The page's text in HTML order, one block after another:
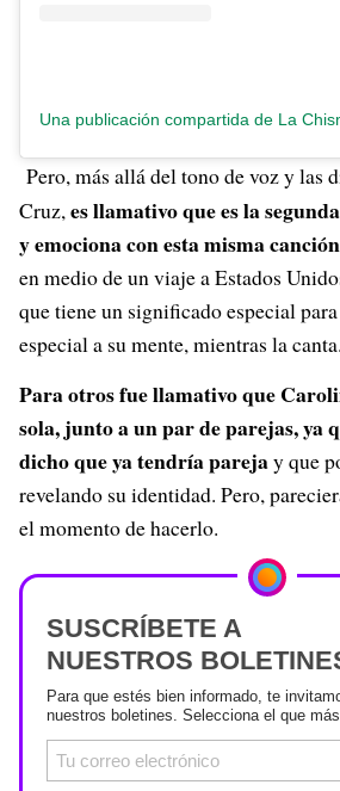
Pero, más allá del tono de voz y las
Cruz,es llamativo que es la
y emociona con esta misma
en medio de un viaje a Estados
que tiene un significado especial
especial a su mente, mientras la canta.
Para otros fue llamativo que
sola, junto a un par de parejas, ya
dicho que ya tendría parejay que
revelando su identidad. Pero,
el momento de hacerlo.
SUSCRÍBETE A
NUESTROS
Para que estés bien informado, te
nuestros boletines. Selecciona el que